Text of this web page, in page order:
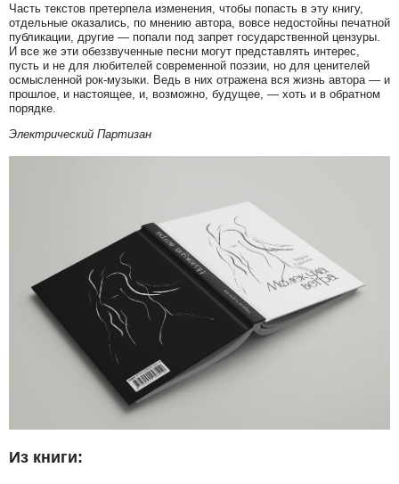
Часть текстов претерпела изменения, чтобы попасть в эту книгу,
отдельные оказались, по мнению автора, вовсе недостойны печатной
публикации, другие — попали под запрет государственной цензуры.
И все же эти обеззвученные песни могут представлять интерес,
пусть и не для любителей современной поэзии, но для ценителей
осмысленной рок-музыки. Ведь в них отражена вся жизнь автора — и
прошлое, и настоящее, и, возможно, будущее, — хоть и в обратном
порядке.
Электрический Партизан
Из книги: